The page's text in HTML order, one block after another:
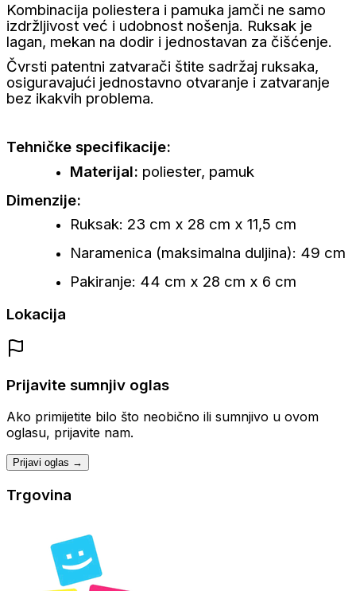
Kombinacija poliestera i pamuka jamči ne samo
izdržljivost već i udobnost nošenja. Ruksak je
lagan, mekan na dodir i jednostavan za čišćenje.
Čvrsti patentni zatvarači štite sadržaj ruksaka,
osiguravajući jednostavno otvaranje i zatvaranje
bez ikakvih problema.
Tehničke specifikacije:
Materijal: poliester, pamuk
Dimenzije:
Ruksak: 23 cm x 28 cm x 11,5 cm
Naramenica (maksimalna duljina): 49 cm
Pakiranje: 44 cm x 28 cm x 6 cm
Lokacija
Prijavite sumnjiv oglas
Ako primijetite bilo što neobično ili sumnjivo u ovom
oglasu, prijavite nam.
Prijavi oglas →
Trgovina